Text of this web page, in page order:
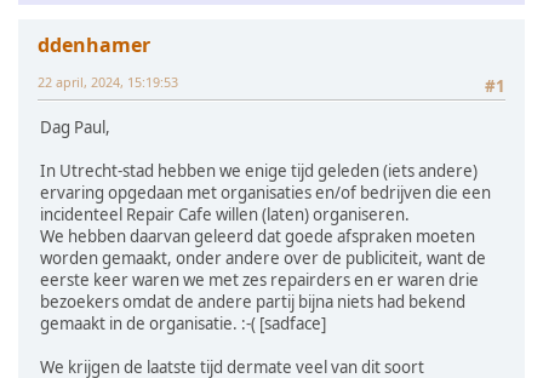
ddenhamer
#1
22 april, 2024, 15:19:53
Dag Paul,
In Utrecht-stad hebben we enige tijd geleden (iets andere)
ervaring opgedaan met organisaties en/of bedrijven die een
incidenteel Repair Cafe willen (laten) organiseren.
We hebben daarvan geleerd dat goede afspraken moeten
worden gemaakt, onder andere over de publiciteit, want de
eerste keer waren we met zes repairders en er waren drie
bezoekers omdat de andere partij bijna niets had bekend
gemaakt in de organisatie. :-( [sadface]
We krijgen de laatste tijd dermate veel van dit soort